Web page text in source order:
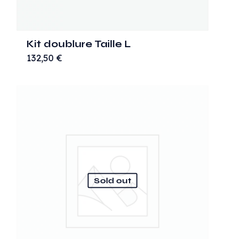
Kit doublure Taille L
132,50 €
Sold out